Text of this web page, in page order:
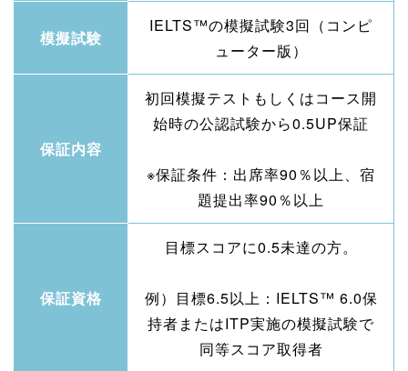
模擬試験
IELTS™の模擬試験3回（コンピ
ューター版）
保証内容
初回模擬テストもしくはコース開
始時の公認試験から0.5UP保証
※保証条件：出席率90％以上、宿
題提出率90％以上
保証資格
目標スコアに0.5未達の方。
例）目標6.5以上：IELTS™ 6.0保
持者またはITP実施の模擬試験で
同等スコア取得者